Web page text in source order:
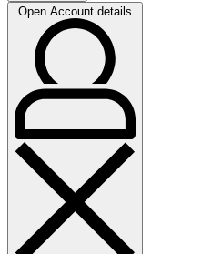
Open Account details